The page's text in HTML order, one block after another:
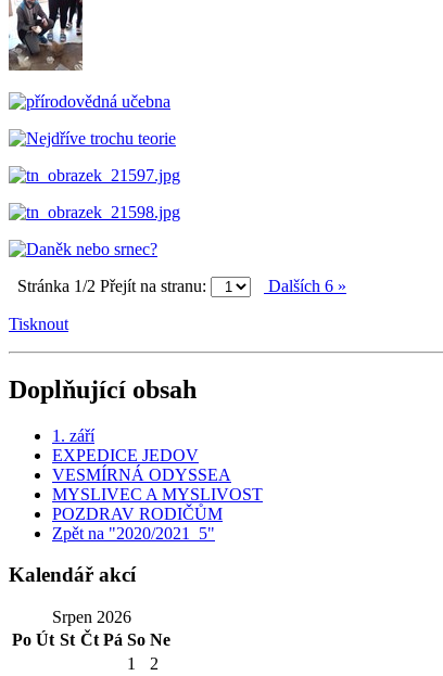
Stránka 1/2 Přejít na stranu: Dalších 6 »
Tisknout
Doplňující obsah
1. září
EXPEDICE JEDOV
VESMÍRNÁ ODYSSEA
MYSLIVEC A MYSLIVOST
POZDRAV RODIČŮM
Zpět na "2020/2021_5"
Kalendář akcí
Srpen 2026
Po Út St Čt Pá So Ne
1
2